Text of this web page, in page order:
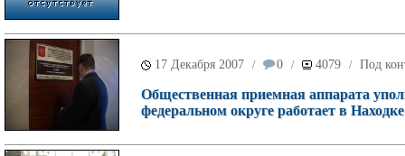
17 Декабря 2007 / 0 / 4079 / Под
Общественная приемная аппарата
федеральном округе работает в